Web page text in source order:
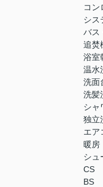
コン
シス
バス
追焚
浴室
温水
洗面
洗髪
シャ
独立
エア
暖房
シュ
CS
BS